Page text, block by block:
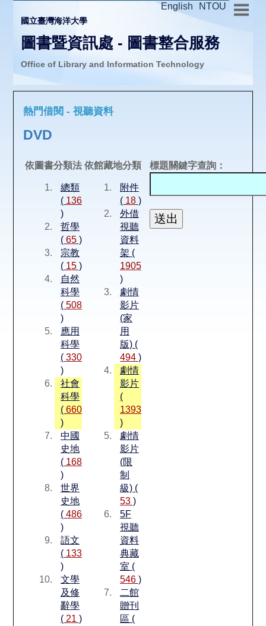
NTOU
English
國立臺灣海洋大學
圖書暨資訊處 - 圖書整合服務
Office of Library and Information Technology
推廣活動
圖書互借
線上報名
申請表單
空間借用
熱門借閱
個人借閱
熱門借閱 - 視聽資料
DVD
依圖書分類法
總類
( 136
)
哲學
( 65)
宗教
( 15)
自然
科學
( 508
)
應用
科學
( 330
)
社會
科學
( 660
)
中國
史地
( 168
)
世界
史地
( 486
)
語文
( 133
)
文學
及修
辭學
( 21 )
依館藏地分類
附件
( 18)
外借
視聽
資料
架 (
1905
)
劇情
影片
(家
用
版) (
494)
劇情
影片
(
1393
)
劇情
影片
(限
制
級) (
53)
5F
視聽
資料
典藏
室 (
546)
二館
贈刊
區 (
標題關鍵字查詢：